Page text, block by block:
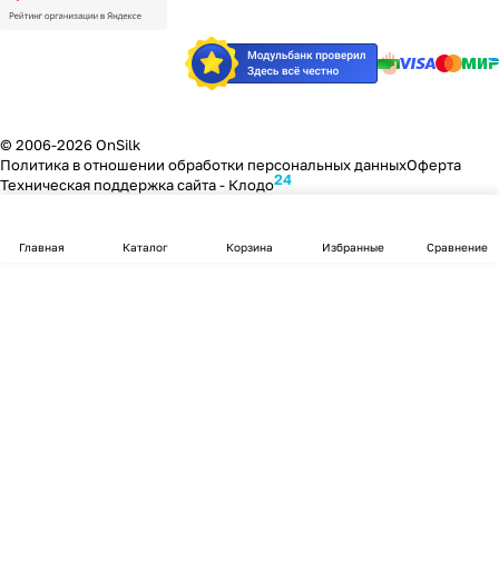
© 2006-2026 OnSilk
Политика в отношении обработки персональных данныхОферта
Техническая поддержка сайта - Клодо24
Главная Каталог Корзина Избранные Сравнение